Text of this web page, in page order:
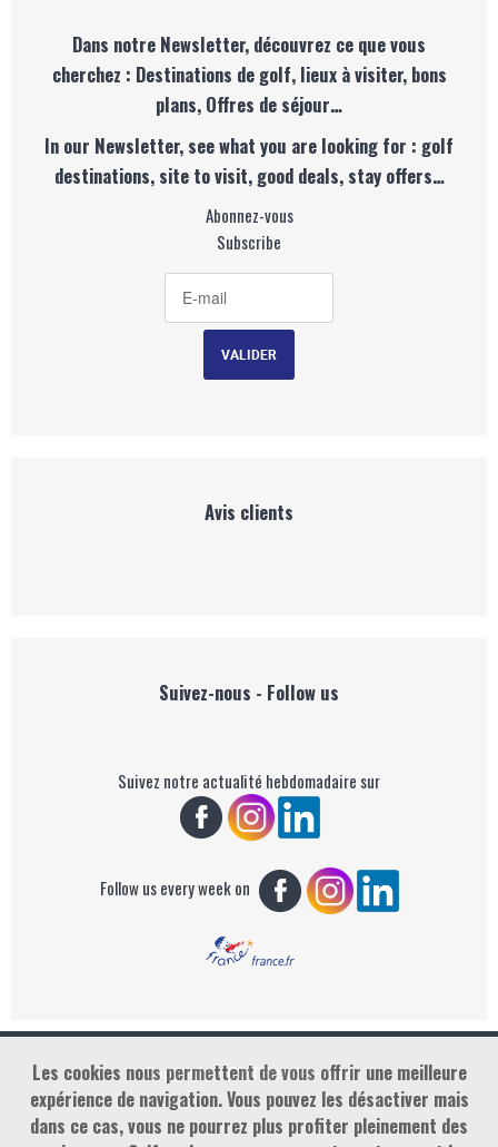
Dans notre Newsletter, découvrez ce que vous
cherchez : Destinations de golf, lieux à visiter, bons
plans, Offres de séjour…
In our Newsletter, see what you are looking for : golf
destinations, site to visit, good deals, stay offers…
Abonnez-vous
Subscribe
Avis clients
Suivez-nous - Follow us
Suivez notre actualité hebdomadaire sur
Follow us every week on
Copyright : Golf Rendez-vous
Les cookies nous permettent de vous offrir une meilleure
expérience de navigation. Vous pouvez les désactiver mais
dans ce cas, vous ne pourrez plus profiter pleinement des